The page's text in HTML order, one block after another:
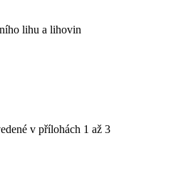
lihu a lihovin
v přílohách 1 až 3